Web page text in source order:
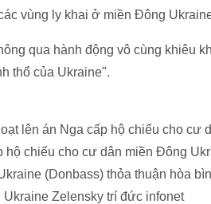
vùng ly khai ở miền Đông
qua hành động vô cùng khiêu
thổ của Ukraine".
lên án Nga cấp hộ chiếu cho cư
chiếu cho cư dân miền Đông
(Donbass) thỏa thuận hòa
Zelensky trí đức infonet